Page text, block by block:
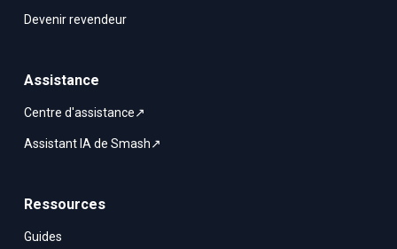
Devenir revendeur
Assistance
Centre d'assistance↗
Assistant IA de Smash↗
Ressources
Guides